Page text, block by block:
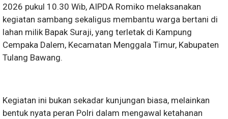
2026 pukul 10.30 Wib, AIPDA Romiko melaksanakan
kegiatan sambang sekaligus membantu warga bertani di
lahan milik Bapak Suraji, yang terletak di Kampung
Cempaka Dalem, Kecamatan Menggala Timur, Kabupaten
Tulang Bawang.
Kegiatan ini bukan sekadar kunjungan biasa, melainkan
bentuk nyata peran Polri dalam mengawal ketahanan